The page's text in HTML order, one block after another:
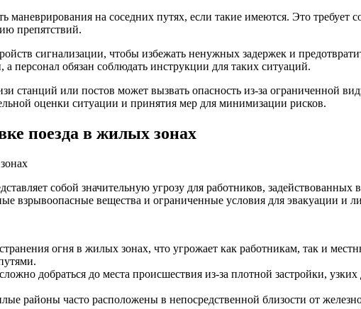
маневрирования на соседних путях, если такие имеются. Это требует
препятствий.
сигнализации, чтобы избежать ненужных задержек и
обязан соблюдать инструкции для таких ситуаций.
станций или постов может вызвать опасность из-за ограниченной
оценки ситуации и принятия мер для минимизации рисков.
поезда в жилых зонах
собой значительную угрозу для работников,
взрывоопасные вещества и ограниченные условия для эвакуации и
огня в жилых зонах, что угрожает как работникам, так и
добраться до места происшествия из-за плотной застройки,
районы часто расположены в непосредственной близости от